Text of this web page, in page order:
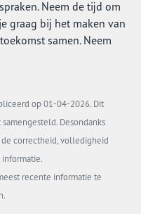
Neem de tijd om
graag bij het maken van
samen. Neem
op 01-04-2026. Dit
Desondanks
correctheid, volledigheid
recente informatie te